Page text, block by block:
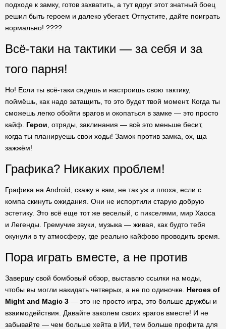
подходе к замку, готов захватить, а тут вдруг этот знатный боец
решил быть героем и далеко убегает. Отпустите, дайте поиграть
нормально! ????
Всё-таки на тактики — за себя и за
того парня!
Но! Если ты всё-таки сядешь и настроишь свою тактику,
поймёшь, как надо затащить, то это будет твой момент. Когда ты
сможешь легко обойти врагов и окопаться в замке — это просто
кайф. Герои , отряды, заклинания — всё это меньше бесит,
когда ты планируешь свои ходы! Замок против замка, ох, ща
зажжём!
Графика? Никаких проблем!
Графика на Android, скажу я вам, не так уж и плоха, если с
компа скинуть ожидания. Они не испортили старую добрую
эстетику. Это всё еще тот же веселый, с пикселями, мир Хаоса
и Легенды. Гремучие звуки, музыка — живая, как будто тебя
окунули в ту атмосферу, где реально кайфово проводить время.
Пора играть вместе, а не против
Завершу свой бомбовый обзор, выставлю ссылки на моды,
чтобы вы могли накидать четверых, а не по одиночке. Heroes of
Might and Magic 3 — это не просто игра, это больше дружбы и
взаимодействия. Давайте заколем своих врагов вместе! И не
забывайте — чем больше хейта в ИИ, тем больше профита для